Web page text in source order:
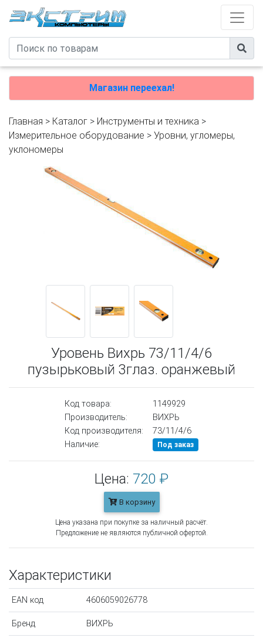
Магазин переехал!
Главная > Каталог > Инструменты и техника >
Измерительное оборудование > Уровни, угломеры,
уклономеры
Уровень Вихрь 73/11/4/6
пузырьковый 3глаз. оранжевый
Код товара:
1149929
Производитель:
ВИХРЬ
Код производителя:
73/11/4/6
Наличие:
Под заказ
Цена: 720 ₽
В корзину
Цена указана при покупке за наличный расчёт.
Предложение не являются публичной офертой.
Характеристики
EAN код 4606059026778
Бренд ВИХРЬ